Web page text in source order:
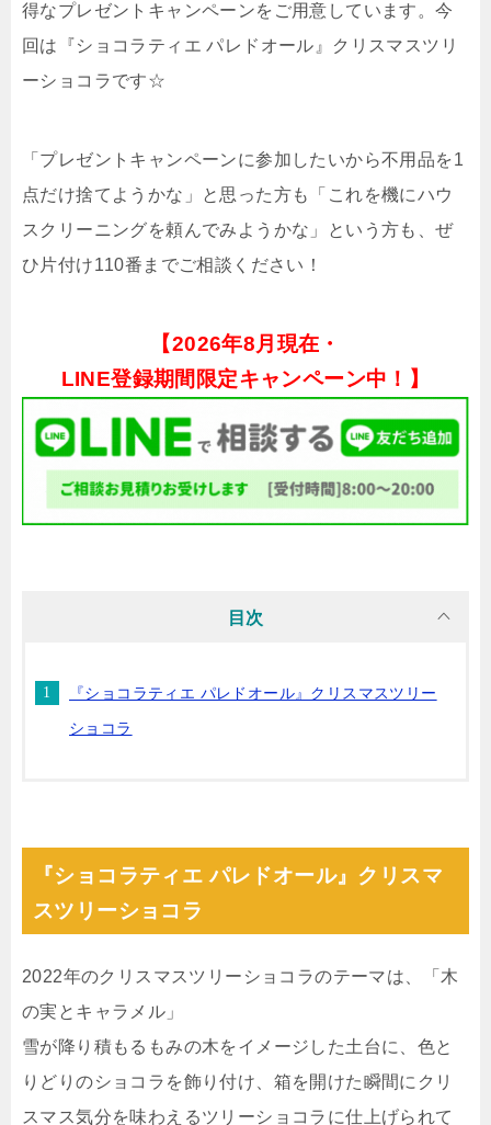
得なプレゼントキャンペーンをご用意しています。今
回は『ショコラティエ パレドオール』クリスマスツリ
ーショコラです☆
「プレゼントキャンペーンに参加したいから不用品を1
点だけ捨てようかな」と思った方も「これを機にハウ
スクリーニングを頼んでみようかな」という方も、ぜ
ひ片付け110番までご相談ください！
【2026年8月現在・
LINE登録期間限定キャンペーン中！】
目次
『ショコラティエ パレドオール』クリスマスツリー
ショコラ
『ショコラティエ パレドオール』クリスマ
スツリーショコラ
2022年のクリスマスツリーショコラのテーマは、「木
の実とキャラメル」
雪が降り積もるもみの木をイメージした土台に、色と
りどりのショコラを飾り付け、箱を開けた瞬間にクリ
スマス気分を味わえるツリーショコラに仕上げられて